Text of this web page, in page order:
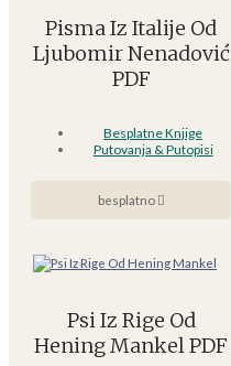
Pisma Iz Italije Od
Ljubomir Nenadović
PDF
Besplatne Knjige
Putovanja & Putopisi
besplatno
Psi Iz Rige Od
Hening Mankel PDF